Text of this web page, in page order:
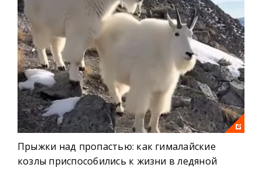
Прыжки над пропастью: как гималайские
козлы приспособились к жизни в ледяной